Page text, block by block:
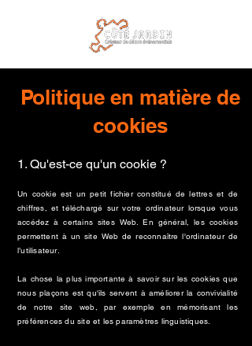
Politique en matière de
cookies
1. Qu'est-ce qu'un cookie ?
Un cookie est un petit fichier constitué de lettres et de
chiffres, et téléchargé sur votre ordinateur lorsque vous
accédez à certains sites Web. En général, les cookies
permettent à un site Web de reconnaître l'ordinateur de
l’utilisateur.
La chose la plus importante à savoir sur les cookies que
nous plaçons est qu'ils servent à améliorer la convivialité
de notre site web, par exemple en mémorisant les
préférences du site et les paramètres linguistiques.